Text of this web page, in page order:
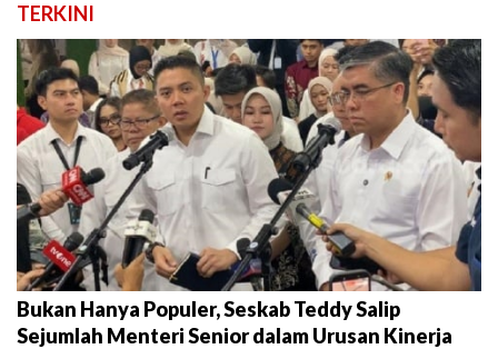
TERKINI
Bukan Hanya Populer, Seskab Teddy Salip
Sejumlah Menteri Senior dalam Urusan Kinerja